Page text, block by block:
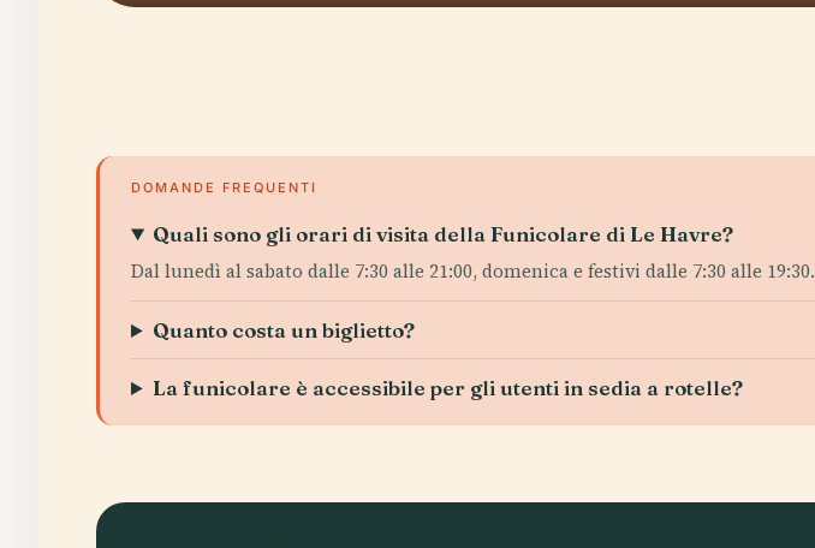
DOMANDE FREQUENTI
Quali sono gli orari di visita della Funicolare di Le Havre?
Dal lunedì al sabato dalle 7:30 alle 21:00, domenica e festivi dalle 7:30 alle 19:30.
Quanto costa un biglietto?
La funicolare è accessibile per gli utenti in sedia a rotelle?